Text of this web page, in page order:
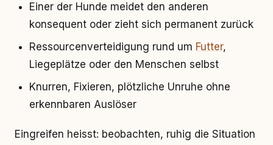
Einer der Hunde meidet den anderen
konsequent oder zieht sich permanent zurück
Ressourcenverteidigung rund um Futter,
Liegeplätze oder den Menschen selbst
Knurren, Fixieren, plötzliche Unruhe ohne
erkennbaren Auslöser
Eingreifen heisst: beobachten, ruhig die Situation